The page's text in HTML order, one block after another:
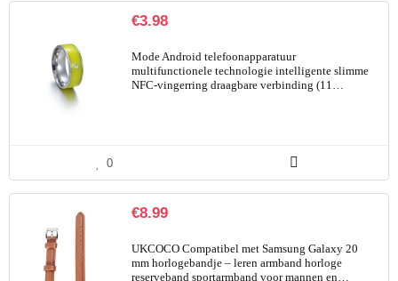
€3.98
Mode Android telefoonapparatuur
multifunctionele technologie intelligente slimme
NFC-vingerring draagbare verbinding (11…
0
€8.99
UKCOCO Compatibel met Samsung Galaxy 20
mm horlogebandje – leren armband horloge
reserveband sportarmband voor mannen en…